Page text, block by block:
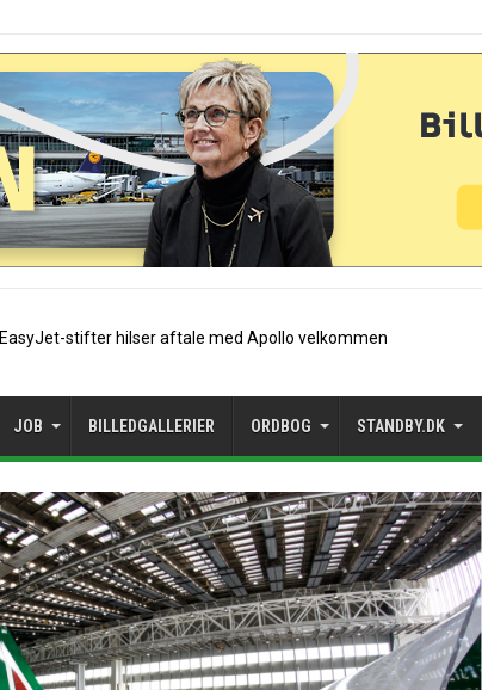
Air France etablerer A320-sæso
JOB BILLEDGALLERIER ORDBOG STANDBY.DK